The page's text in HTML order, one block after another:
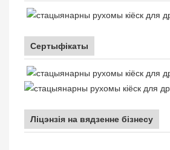
Сертыфікаты
Ліцэнзія на вядзенне бізнесу